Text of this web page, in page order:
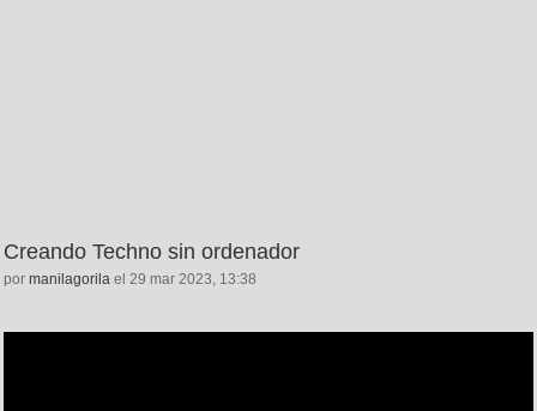
Creando Techno sin ordenador
por manilagorila el 29 mar 2023, 13:38